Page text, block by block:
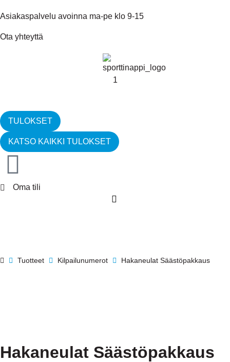
Asiakaspalvelu avoinna ma-pe klo 9-15
Ota yhteyttä
TULOKSET
KATSO KAIKKI TULOKSET
Oma tili
Tuotteet Kilpailunumerot Hakaneulat Säästöpakkaus
Hakaneulat Säästöpakkaus